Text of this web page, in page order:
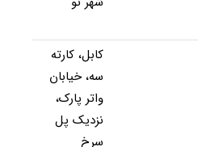
کابل، کارته
سه، خیابان
واتر پارک،
نزدیک پل
سرخ